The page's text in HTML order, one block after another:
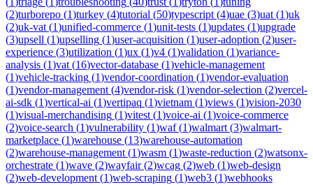
(2)turborepo (1)turkey (4)tutorial (50)typescript (4)uae (3)uat (1)uk
(2)uk-vat (1)unified-commerce (1)unit-tests (1)updates (1)upgrade
(3)upsell (1)upselling (1)user-acquisition (1)user-adoption (2)user-
experience (3)utilization (1)ux (1)v4 (1)validation (1)variance-
analysis (1)vat (16)vector-database (1)vehicle-management
(1)vehicle-tracking (1)vendor-coordination (1)vendor-evaluation
(1)vendor-management (4)vendor-risk (1)vendor-selection (2)vercel-
ai-sdk (1)vertical-ai (1)vertipaq (1)vietnam (1)views (1)vision-2030
(1)visual-merchandising (1)vitest (1)voice-ai (1)voice-commerce
(2)voice-search (1)vulnerability (1)waf(1)walmart (3)walmart-
marketplace (1)warehouse (13)warehouse-automation
(2)warehouse-management (1)wasm (1)waste-reduction (2)watsonx-
orchestrate (1)wave (2)wayfair(2)wcag (2)web (1)web-design
(2)web-development (1)web-scraping (1)web3 (1)webhooks